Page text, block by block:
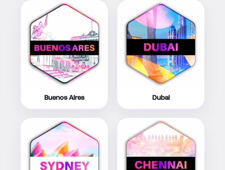
Buenos Aires Dubai